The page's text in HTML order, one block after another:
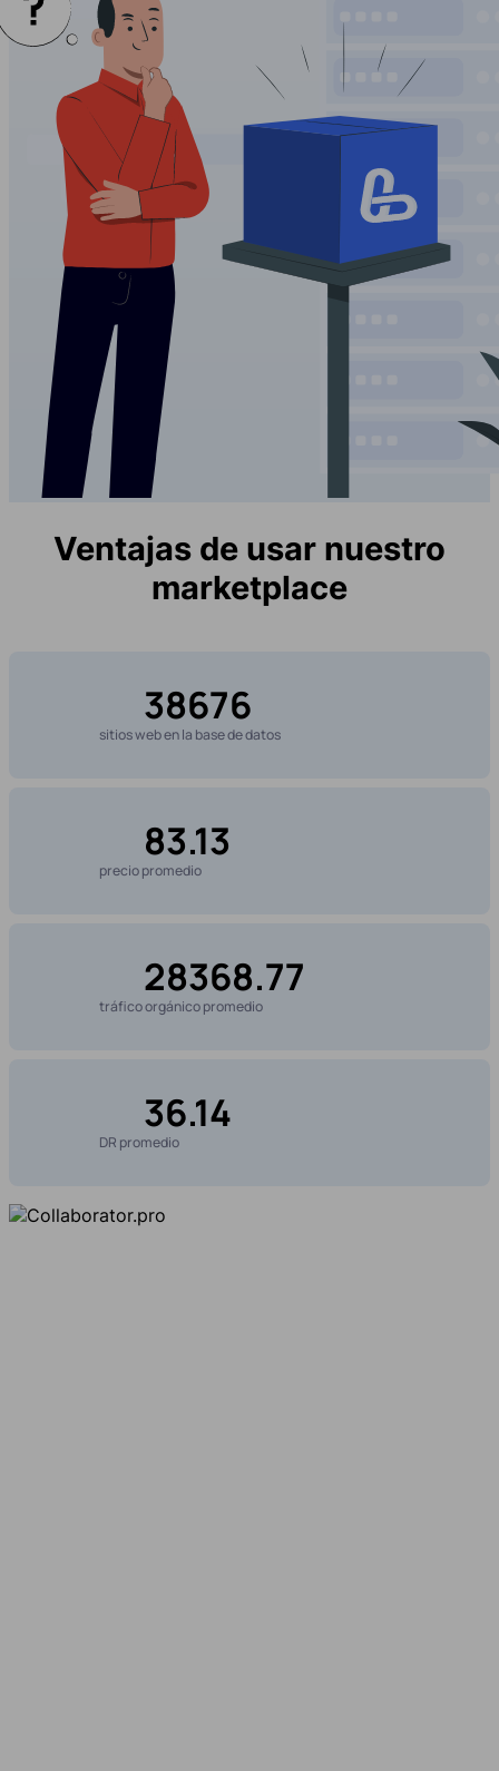
Ventajas de usar nuestro
marketplace
sitios web en la base de datos
38676
precio promedio
83.13
tráfico orgánico promedio
28368.77
DR promedio
36.14